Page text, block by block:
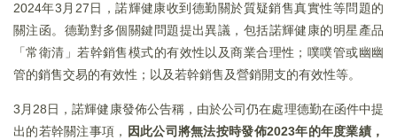
2024年3月27日，諾輝健康收到德勤關於質疑銷售真實性等問題的
關注函。德勤對多個關鍵問題提出異議，包括諾輝健康的明星產品
「常衛清」若幹銷售模式的有效性以及商業合理性；噗噗管或幽幽
管的銷售交易的有效性；以及若幹銷售及營銷開支的有效性等。
3月28日，諾輝健康發佈公告稱，由於公司仍在處理德勤在函件中提
出的若幹關注事項， 因此公司將無法按時發佈2023年的年度業績，